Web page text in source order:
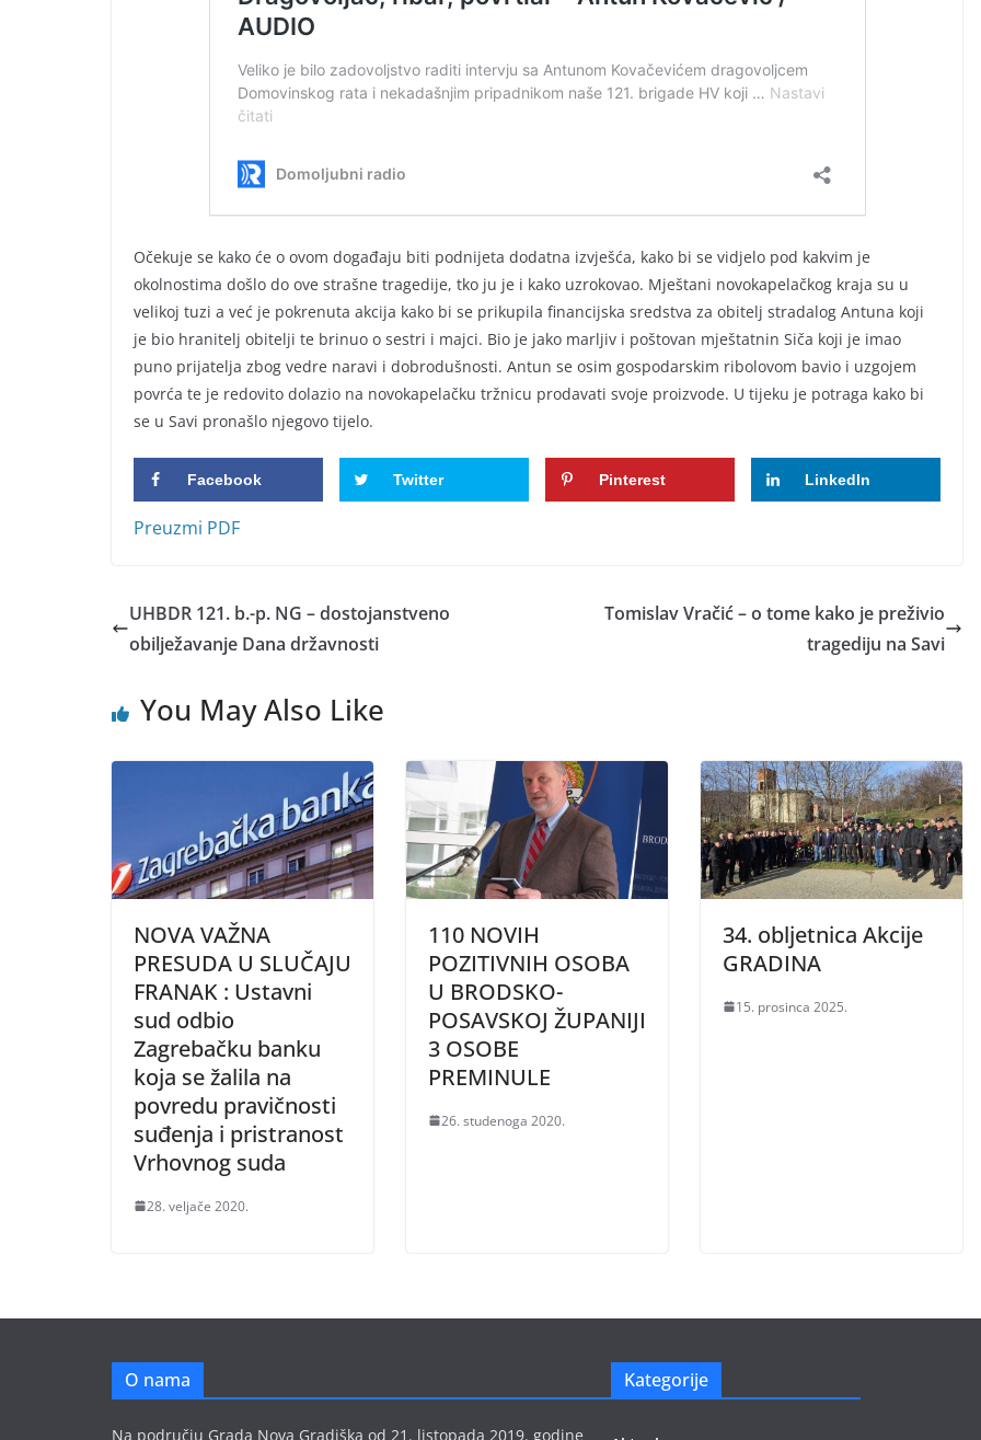
Očekuje se kako će o ovom događaju biti podnijeta dodatna izvješća, kako bi se vidjelo pod kakvim je
okolnostima došlo do ove strašne tragedije, tko ju je i kako uzrokovao. Mještani novokapelačkog kraja su u
velikoj tuzi a već je pokrenuta akcija kako bi se prikupila financijska sredstva za obitelj stradalog Antuna koji
je bio hranitelj obitelji te brinuo o sestri i majci. Bio je jako marljiv i poštovan mještatnin Siča koji je imao
puno prijatelja zbog vedre naravi i dobrodušnosti. Antun se osim gospodarskim ribolovom bavio i uzgojem
povrća te je redovito dolazio na novokapelačku tržnicu prodavati svoje proizvode. U tijeku je potraga kako bi
se u Savi pronašlo njegovo tijelo.
Facebook Twitter Pinterest LinkedIn
Preuzmi PDF
UHBDR 121. b.-p. NG – dostojanstveno
obilježavanje Dana državnosti
Tomislav Vračić – o tome kako je preživio
tragediju na Savi
You May Also Like
NOVA VAŽNA
PRESUDA U SLUČAJU
FRANAK : Ustavni
sud odbio
Zagrebačku banku
koja se žalila na
povredu pravičnosti
suđenja i pristranost
Vrhovnog suda
28. veljače 2020.
110 NOVIH
POZITIVNIH OSOBA
U BRODSKO-
POSAVSKOJ ŽUPANIJI
3 OSOBE
PREMINULE
26. studenoga 2020.
34. obljetnica Akcije
GRADINA
15. prosinca 2025.
O nama
Na području Grada Nova Gradiška od 21. listopada 2019. godine
Kategorije